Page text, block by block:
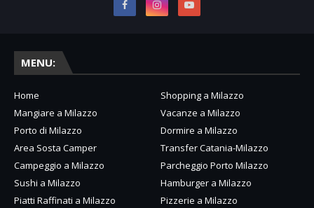
MENU:
Home
Shopping a Milazzo
Mangiare a Milazzo
Vacanze a Milazzo
Porto di Milazzo
Dormire a Milazzo
Area Sosta Camper
Transfer Catania-Milazzo
Campeggio a Milazzo
Parcheggio Porto Milazzo
Sushi a Milazzo
Hamburger a Milazzo
Piatti Raffinati a Milazzo
Pizzerie a Milazzo